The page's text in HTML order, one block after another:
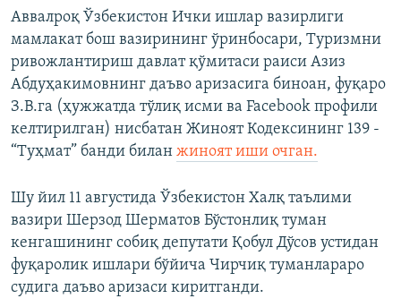
Аввалроқ Ўзбекистон Ички ишлар вазирлиги
мамлакат бош вазирининг ўринбосари, Туризмни
ривожлантириш давлат қўмитаси раиси Азиз
Абдуҳакимовнинг даъво аризасига биноан, фуқаро
З.В.га (ҳужжатда тўлиқ исми ва Facebook профили
келтирилган) нисбатан Жиноят Кодексининг 139 -
“Туҳмат” банди билан жиноят иши очган.
Шу йил 11 августида Ўзбекистон Халқ таълими
вазири Шерзод Шерматов Бўстонлиқ туман
кенгашининг собиқ депутати Қобул Дўсов устидан
фуқаролик ишлари бўйича Чирчиқ туманлараро
судига даъво аризаси киритганди.